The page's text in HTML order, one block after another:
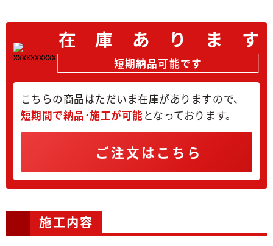
在 庫 あ り ま す
短期納品可能です
こちらの商品はただいま在庫がありますので、
短期間で納品･施工が可能となっております。
ご注文はこちら
施工内容